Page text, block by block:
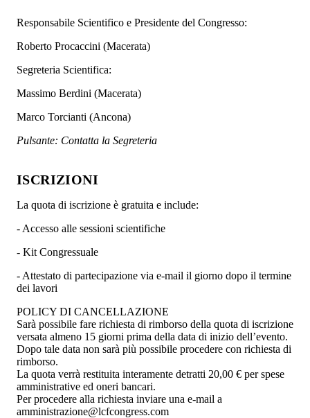
Responsabile Scientifico e Presidente del Congresso:
Roberto Procaccini (Macerata)
Segreteria Scientifica:
Massimo Berdini (Macerata)
Marco Torcianti (Ancona)
Pulsante: Contatta la Segreteria
ISCRIZIONI
La quota di iscrizione è gratuita e include:
- Accesso alle sessioni scientifiche
- Kit Congressuale
- Attestato di partecipazione via e-mail il giorno dopo il termine
dei lavori
POLICY DI CANCELLAZIONE
Sarà possibile fare richiesta di rimborso della quota di iscrizione
versata almeno 15 giorni prima della data di inizio dell’evento.
Dopo tale data non sarà più possibile procedere con richiesta di
rimborso.
La quota verrà restituita interamente detratti 20,00 € per spese
amministrative ed oneri bancari.
Per procedere alla richiesta inviare una e-mail a
amministrazione@lcfcongress.com